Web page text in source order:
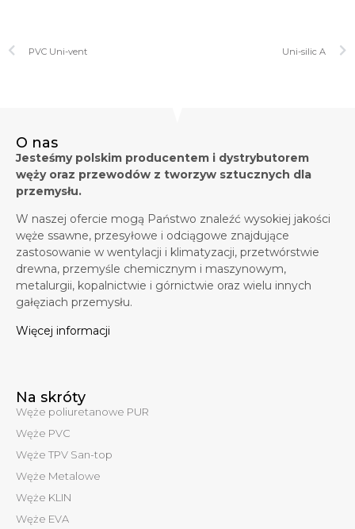
PVC Uni-vent Uni-silic A
O nas
Jesteśmy polskim producentem i dystrybutorem
węży oraz przewodów z tworzyw sztucznych dla
przemysłu.
W naszej ofercie mogą Państwo znaleźć wysokiej jakości
węże ssawne, przesyłowe i odciągowe znajdujące
zastosowanie w wentylacji i klimatyzacji, przetwórstwie
drewna, przemyśle chemicznym i maszynowym,
metalurgii, kopalnictwie i górnictwie oraz wielu innych
gałęziach przemysłu.
Więcej informacji
Na skróty
Węże poliuretanowe PUR
Węże PVC
Węże TPV San-top
Węże Metalowe
Węże KLIN
Węże EVA